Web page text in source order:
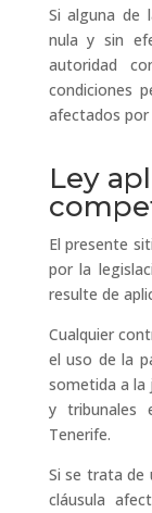
Si alguna de
nula y sin
autoridad
condiciones
afectados por
Ley
El presente
por la
resulte de
Cualquier
el uso de la
sometida a la
y tribunales
Tenerife.
Si se trata de
cláusula